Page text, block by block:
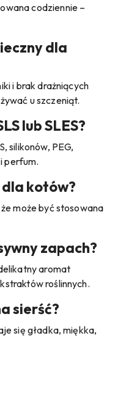
codziennie –
dla
i brak drażniących
u szczeniąt.
lub SLES?
silikonów, PEG,
perfum.
dla kotów?
może być stosowana
zapach?
aromat
roślinnych.
sierść?
się gładka, miękka,